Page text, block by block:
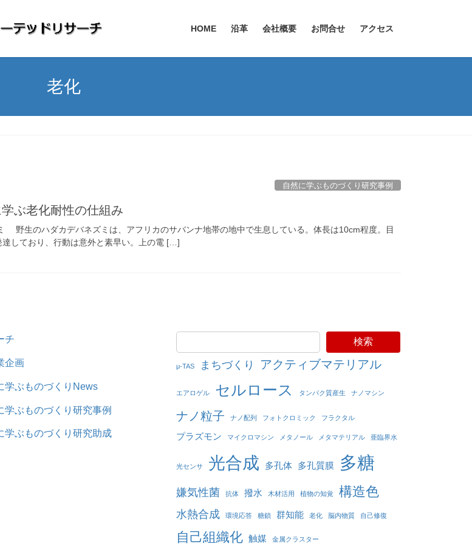
HOME 沿革 会社概要 お問合せ アクセス
老化
自然に学ぶものづくり研究事例
ぶ老化耐性の仕組み
野生のハダカデバネズミは、アフリカのサバンナ地帯の地中で生息している。体長は10cm程度。目
しており、行動は意外と素早い。上の電 […]
チ
企画
学ぶものづくりNews
学ぶものづくり研究事例
学ぶものづくり研究助成
検索
μ-TAS まちづくり アクティブマテリアル
エアロゲル セルロース タンパク質産生 ナノマシン
ナノ粒子 ナノ配列 フォトクロミック フラクタル
プラズモン マイクロマシン メタノール メタマテリアル 亜臨界水
光センサ 光合成 多孔体 多孔質膜 多糖
嫌気性菌 抗体 撥水 木材活用 植物の知覚 構造色
水熱合成 環境応答 糖鎖 群知能 老化 脳内物質 自己修復
自己組織化 触媒 金属クラスター